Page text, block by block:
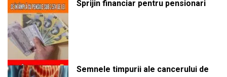
Sprijin financiar pentru pensionari
Semnele timpurii ale cancerului de